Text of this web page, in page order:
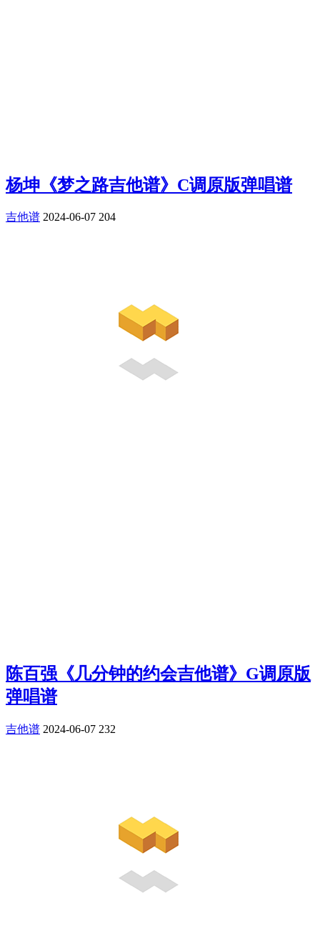
杨坤《梦之路吉他谱》C调原版弹唱谱
吉他谱 2024-06-07 204
陈百强《几分钟的约会吉他谱》G调原版
弹唱谱
吉他谱 2024-06-07 232